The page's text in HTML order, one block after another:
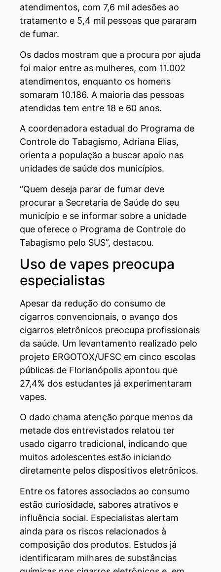
atendimentos, com 7,6 mil adesões ao
tratamento e 5,4 mil pessoas que pararam
de fumar.
Os dados mostram que a procura por ajuda
foi maior entre as mulheres, com 11.002
atendimentos, enquanto os homens
somaram 10.186. A maioria das pessoas
atendidas tem entre 18 e 60 anos.
A coordenadora estadual do Programa de
Controle do Tabagismo, Adriana Elias,
orienta a população a buscar apoio nas
unidades de saúde dos municípios.
“Quem deseja parar de fumar deve
procurar a Secretaria de Saúde do seu
município e se informar sobre a unidade
que oferece o Programa de Controle do
Tabagismo pelo SUS”, destacou.
Uso de vapes preocupa
especialistas
Apesar da redução do consumo de
cigarros convencionais, o avanço dos
cigarros eletrônicos preocupa profissionais
da saúde. Um levantamento realizado pelo
projeto ERGOTOX/UFSC em cinco escolas
públicas de Florianópolis apontou que
27,4% dos estudantes já experimentaram
vapes.
O dado chama atenção porque menos da
metade dos entrevistados relatou ter
usado cigarro tradicional, indicando que
muitos adolescentes estão iniciando
diretamente pelos dispositivos eletrônicos.
Entre os fatores associados ao consumo
estão curiosidade, sabores atrativos e
influência social. Especialistas alertam
ainda para os riscos relacionados à
composição dos produtos. Estudos já
identificaram milhares de substâncias